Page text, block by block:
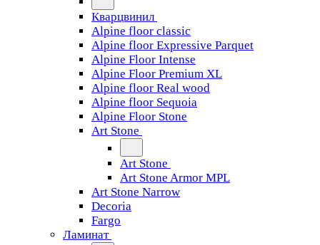
Кварцвинил
Alpine floor classic
Alpine floor Expressive Parquet
Alpine Floor Intense
Alpine Floor Premium XL
Alpine floor Real wood
Alpine floor Sequoia
Alpine Floor Stone
Art Stone
Art Stone
Art Stone Armor MPL
Art Stone Narrow
Decoria
Fargo
Ламинат